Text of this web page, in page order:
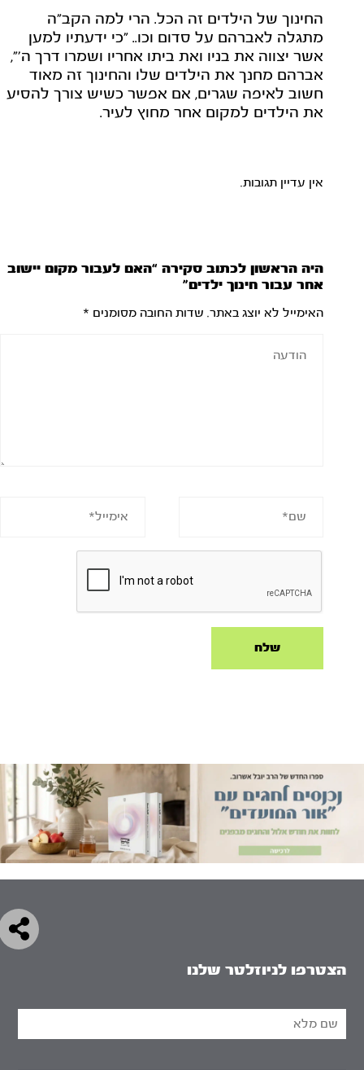
החינוך של הילדים זה הכל. הרי למה הקב"ה
מתגלה לאברהם על סדום וכו.. "כי ידעתיו למען
אשר יצווה את בניו ואת ביתו אחריו ושמרו דרך ה'",
אברהם מחנך את הילדים שלו והחינוך זה מאוד
חשוב לאיפה שגרים, אם אפשר כשיש צורך להסיע
את הילדים למקום אחר מחוץ לעיר.
אין עדיין תגובות.
היה הראשון לכתוב סקירה “האם לעבור מקום יישוב
אחר עבור חינוך ילדים”
האימייל לא יוצג באתר. שדות החובה מסומנים *
הצטרפו לניוזלטר שלנו